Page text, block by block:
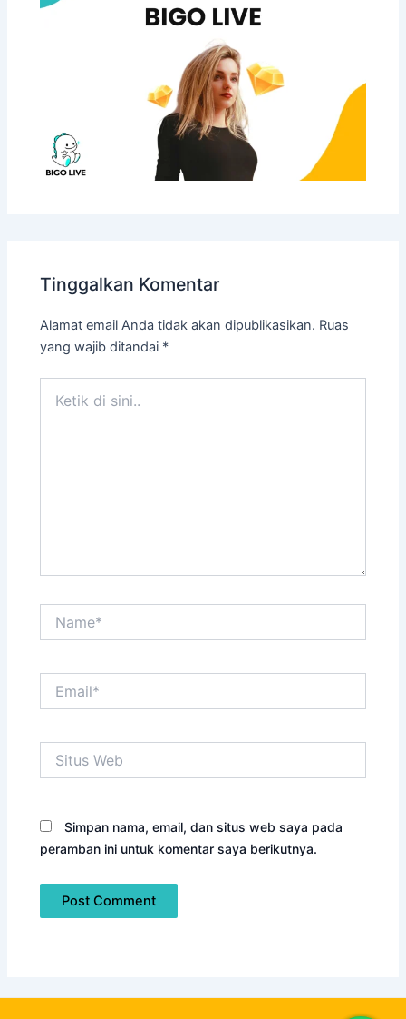
Tinggalkan Komentar
Alamat email Anda tidak akan dipublikasikan. Ruas
yang wajib ditandai *
Web
Simpan nama, email, dan situs web saya pada
peramban ini untuk komentar saya berikutnya.